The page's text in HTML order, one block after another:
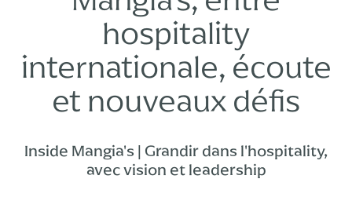
hospitality
internationale, écoute
et nouveaux défis
Inside Mangia's | Grandir dans l'hospitality,
avec vision et leadership